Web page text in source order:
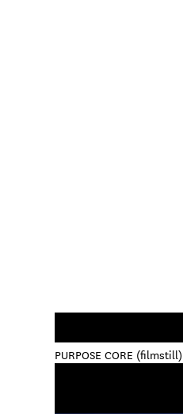
PURPOSE CORE (filmstill)